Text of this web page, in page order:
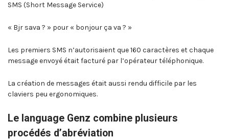
SMS (Short Message Service)
« Bjr sava ? » pour « bonjour ça va ? »
Les premiers SMS n’autorisaient que 160 caractères et chaque
message envoyé était facturé par l’opérateur téléphonique.
La création de messages était aussi rendu difficile par les
claviers peu ergonomiques.
Le language Genz combine plusieurs
procédés d’abréviation